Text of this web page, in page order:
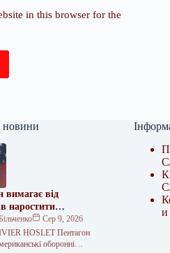
in this browser for the
новини
вимагає від
наростити
боєприпасів
Сер 9, 2026
HOSLET Пентагон
оборонні
и